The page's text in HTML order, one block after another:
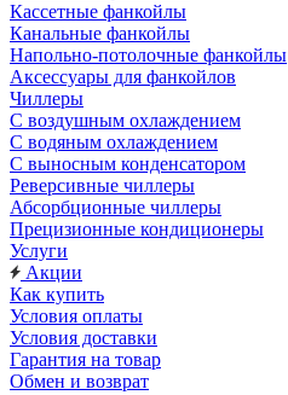
Кассетные фанкойлы
Канальные фанкойлы
Напольно-потолочные фанкойлы
Аксессуары для фанкойлов
Чиллеры
С воздушным охлаждением
С водяным охлаждением
С выносным конденсатором
Реверсивные чиллеры
Абсорбционные чиллеры
Прецизионные кондиционеры
Услуги
Акции
Как купить
Условия оплаты
Условия доставки
Гарантия на товар
Обмен и возврат